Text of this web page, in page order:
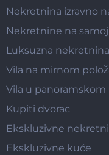
Nekretnina izravno
Nekretnine na
Luksuzna
Vila na mirnom
Vila u panoramskom
Kupiti dvorac
Ekskluzivne
Ekskluzivne kuće